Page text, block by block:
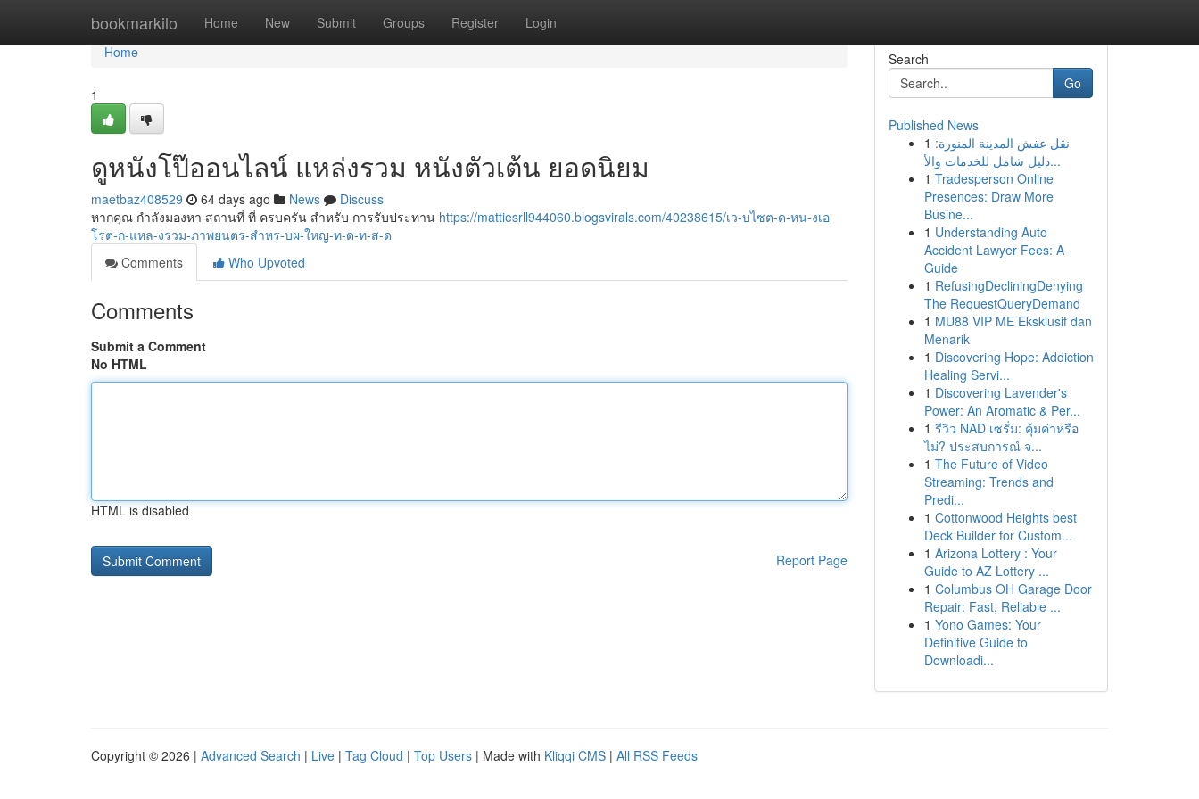
bookmarkilo Home New Submit Groups Register Login
Home
Home
1
ดูหนังโป๊ออนไลน์ แหล่งรวม หนังตัวเต้น ยอดนิยม
maetbaz408529 64 days ago News
Discuss
หากคุณ กำลังมองหา สถานที่ ที่ ครบครัน สำหรับ การรับประทาน https://mattiesrll944060.blogsvirals.com/40238615/เว-บไซต-ด-หน-งเอ
โรต-ก-แหล-งรวม-ภาพยนตร-สำหร-บผ-ใหญ-ท-ด-ท-ส-ด
Comments
Who Upvoted
Comments
Submit a Comment
No HTML
HTML is disabled
Report Page
Search
Go
Published News
1 نقل عفش المدينة المنورة:
دليل شامل للخدمات والأ...
1 Tradesperson Online
Presences: Draw More
Busine...
1 Understanding Auto
Accident Lawyer Fees: A
Guide
1 RefusingDecliningDenying
The RequestQueryDemand
1 MU88 VIP ME Eksklusif dan
Menarik
1 Discovering Hope: Addiction
Healing Servi...
1 Discovering Lavender's
Power: An Aromatic & Per...
1 รีวิว NAD เซรั่ม: คุ้มค่าหรือ
ไม่? ประสบการณ์ จ...
1 The Future of Video
Streaming: Trends and
Predi...
1 Cottonwood Heights best
Deck Builder for Custom...
1 Arizona Lottery : Your
Guide to AZ Lottery ...
1 Columbus OH Garage Door
Repair: Fast, Reliable ...
1 Yono Games: Your
Definitive Guide to
Downloadi...
Copyright © 2026 | Advanced Search | Live | Tag Cloud | Top Users | Made with Kliqqi CMS | All RSS Feeds